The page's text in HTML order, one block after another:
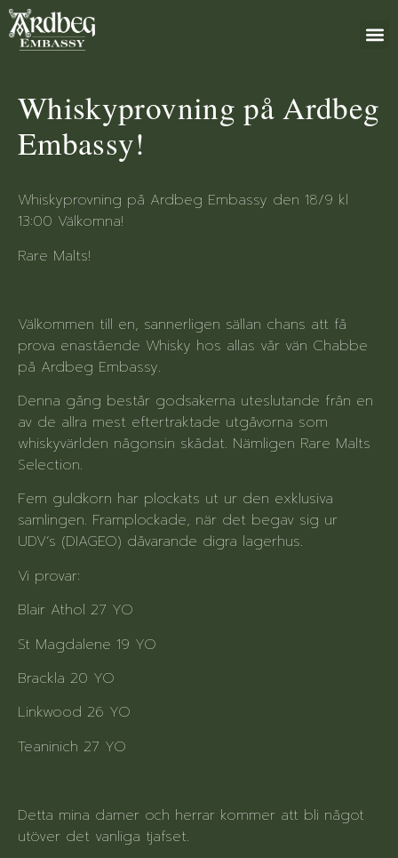
Whiskyprovning på Ardbeg
Embassy!
Whiskyprovning på Ardbeg Embassy den 18/9 kl
13:00 Välkomna!
Rare Malts!
Välkommen till en, sannerligen sällan chans att få
prova enastående Whisky hos allas vår vän Chabbe
på Ardbeg Embassy.
Denna gång består godsakerna uteslutande från en
av de allra mest eftertraktade utgåvorna som
whiskyvärlden någonsin skådat. Nämligen Rare Malts
Selection.
Fem guldkorn har plockats ut ur den exklusiva
samlingen. Framplockade, när det begav sig ur
UDV’s (DIAGEO) dåvarande digra lagerhus.
Vi provar:
Blair Athol 27 YO
St Magdalene 19 YO
Brackla 20 YO
Linkwood 26 YO
Teaninich 27 YO
Detta mina damer och herrar kommer att bli något
utöver det vanliga tjafset.